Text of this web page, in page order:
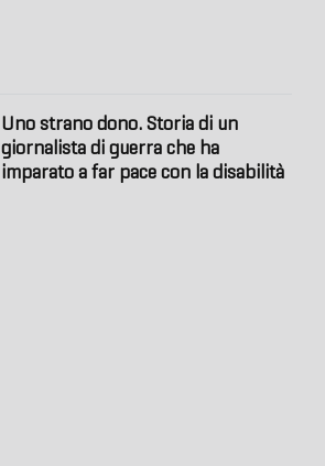
Uno strano dono. Storia di un
giornalista di guerra che ha
imparato a far pace con la disabilità